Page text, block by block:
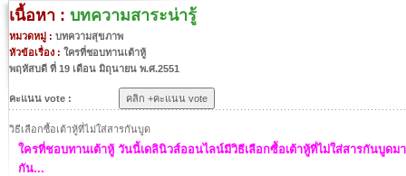
เนื้อหา : บทความสาระน่ารู้
หมวดหมู่ : บทความสุขภาพ
หัวข้อเรื่อง : ใครที่ชอบทานเต้าหู้
พฤหัสบดี ที่ 19 เดือน มิถุนายน พ.ศ.2551
คะแนน vote :
วิธีเลือกซื้อเต้าหู้ที่ไม่ใส่สารกันบูด
ใครที่ชอบทานเต้าหู้ วันนี้เดลินิวส์ออนไลน์มีวิธีเลือกซื้อเต้าหู้ที่ไม่ใส่สารกันบูดม
กัน...